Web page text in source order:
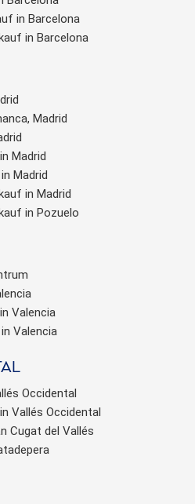
in Barcelona
in Barcelona
Madrid
Madrid
Madrid
in Madrid
in Pozuelo
Valencia
Valencia
Occidental
Vallés Occidental
Cugat del Vallés